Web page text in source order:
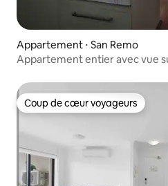
Appartement ⋅ San Remo
Appartement entier avec vue
Coup de cœur voyageurs
Coup de cœur voyageurs